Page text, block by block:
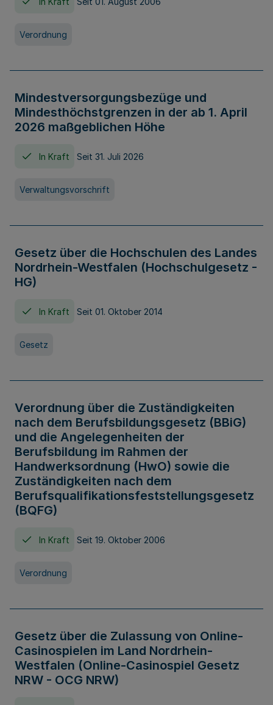
Verordnung
Mindestversorgungsbezüge und
Mindesthöchstgrenzen in der ab 1. April
2026 maßgeblichen Höhe
In Kraft Seit 31. Juli 2026
Verwaltungsvorschrift
Gesetz über die Hochschulen des Landes
Nordrhein-Westfalen (Hochschulgesetz -
HG)
In Kraft Seit 01. Oktober 2014
Gesetz
Verordnung über die Zuständigkeiten
nach dem Berufsbildungsgesetz (BBiG)
und die Angelegenheiten der
Berufsbildung im Rahmen der
Handwerksordnung (HwO) sowie die
Zuständigkeiten nach dem
Berufsqualifikationsfeststellungsgesetz
(BQFG)
In Kraft Seit 19. Oktober 2006
Verordnung
Gesetz über die Zulassung von Online-
Casinospielen im Land Nordrhein-
Westfalen (Online-Casinospiel Gesetz
NRW - OCG NRW)